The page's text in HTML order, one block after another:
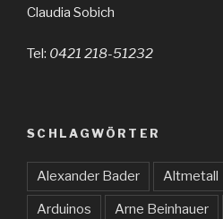
Claudia Sobich
Tel: 0421 218-51232
SCHLAGWÖRTER
Alexander Bader Altmetall
Arduinos Arne Beinhauer